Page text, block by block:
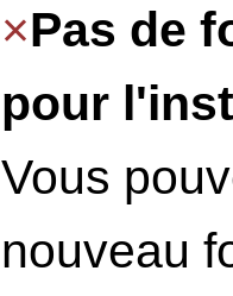
×Pas de
pour
Vous
nouveau